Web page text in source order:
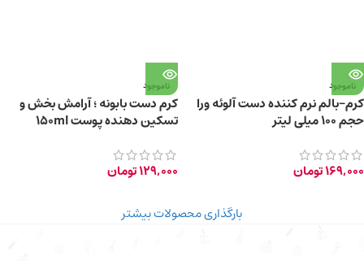
ناموجود
کرم-بالم نرم کننده دست آلوئه ورا
حجم ۱۰۰ میلی لیتر
169,000تومان
ناموجود
کرم دست بابونه ؛ آرامش بخش و
تسکین دهنده پوست 150ml
129,000تومان
بارگذاری محصولات بیشتر